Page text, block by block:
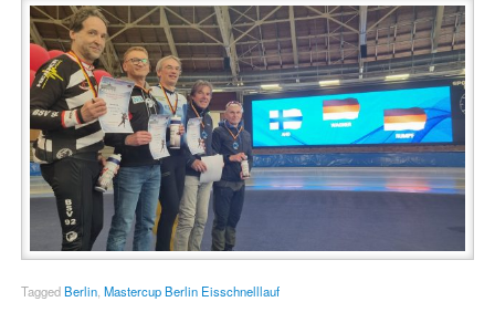
TaggedBerlin, Mastercup Berlin Eisschnelllauf